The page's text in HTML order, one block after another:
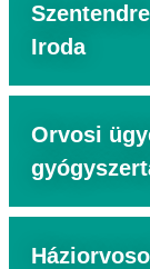
Iroda
Orvosi